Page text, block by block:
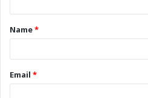
Name*
Email *